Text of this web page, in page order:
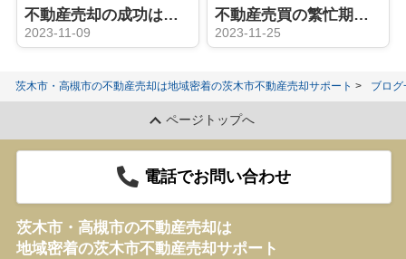
不動産売却の成功は担当の営業次第！？
2023-11-09
不動産売買の繁忙期に入っていきます！
2023-11-25
茨木市・高槻市の不動産売却は地域密着の茨木市不動産売却サポート ブログ
ページトップへ
電話でお問い合わせ
茨木市・高槻市の不動産売却は
地域密着の茨木市不動産売却サポート